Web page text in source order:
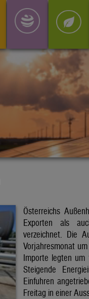
Österreichs
Exporten als
verzeichnet. Die
Vorjahresmonat
Importe legten um
Steigende
Einfuhren
Freitag in einer